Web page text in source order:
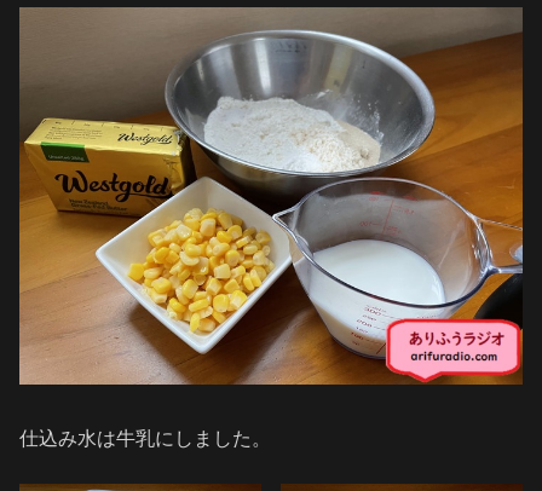
仕込み水は牛乳にしました。